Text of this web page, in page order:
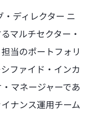
ディレクター ニ
マルチセクター・
当のポートフォリ
ファイド・インカ
マネージャーであ
ナンス運用チーム